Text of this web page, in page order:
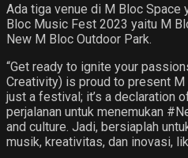
Ada tiga venue di M Bloc Space
Bloc Music Fest 2023 yaitu M
New M Bloc Outdoor Park.
“Get ready to ignite your
Creativity) is proud to present M
just a festival; it’s a declaration
perjalanan untuk menemukan
and culture. Jadi, bersiaplah
musik, kreativitas, dan inovasi,